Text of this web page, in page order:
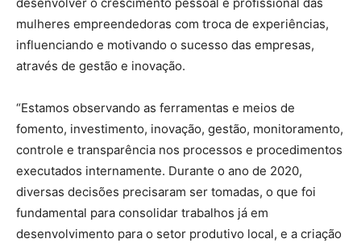
mulheres empreendedoras com troca de experiências,
influenciando e motivando o sucesso das empresas,
através de gestão e inovação.
“Estamos observando as ferramentas e meios de
fomento, investimento, inovação, gestão, monitoramento,
controle e transparência nos processos e procedimentos
executados internamente. Durante o ano de 2020,
diversas decisões precisaram ser tomadas, o que foi
fundamental para consolidar trabalhos já em
desenvolvimento para o setor produtivo local, e a criação